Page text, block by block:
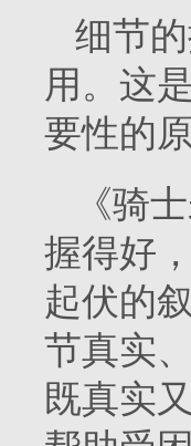
细节
用。这
要性的
《骑
握得好
起伏的
节真实
既真实